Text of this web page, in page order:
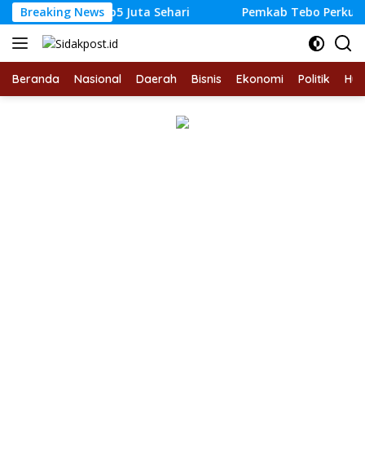
Langsung
ke
konten
Breaking News
Omzet Rp5 Juta Sehari Pemkab Tebo Perkuat
Beranda Nasional Daerah Bisnis Ekonomi Politik